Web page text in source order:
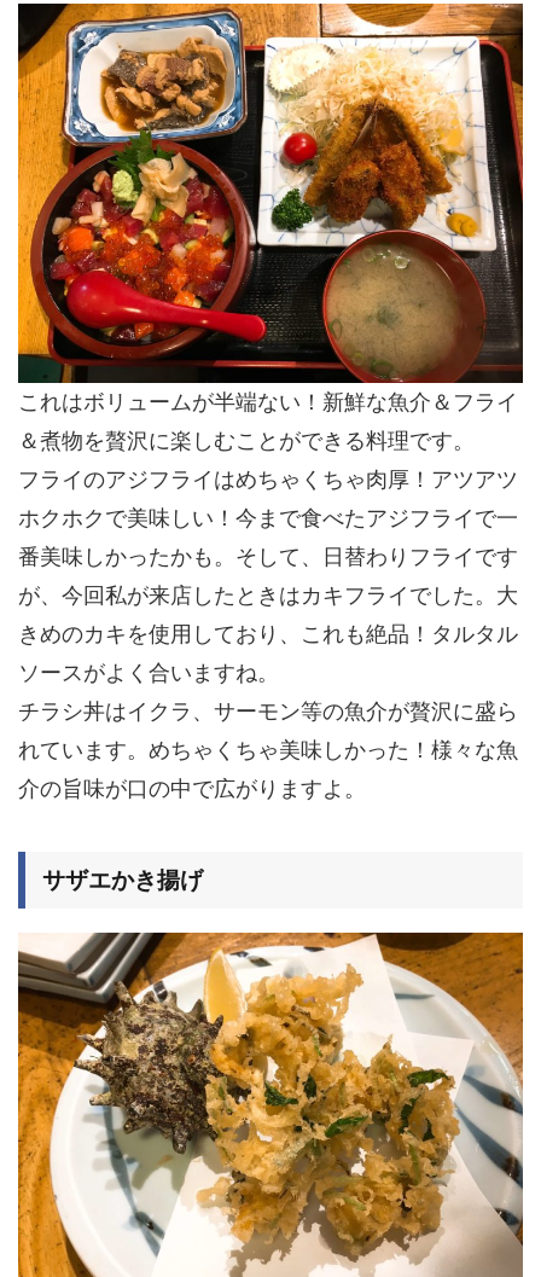
これはボリュームが半端ない！新鮮な魚介＆フライ
＆煮物を贅沢に楽しむことができる料理です。
フライのアジフライはめちゃくちゃ肉厚 ！アツアツ
ホクホクで美味しい！今まで食べたアジフライで一
番美味しかったかも。そして、日替わりフライです
が、今回私が来店したときはカキフライでした。大
きめのカキを使用しており、これも絶品！タルタル
ソースがよく合いますね。
チラシ丼はイクラ、サーモン等の魚介が贅沢に盛ら
れています。めちゃくちゃ美味しかった！様々な魚
介の旨味が口の中で広がりますよ。
サザエかき揚げ